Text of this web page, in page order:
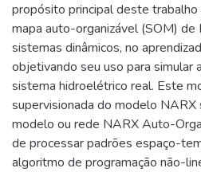
propósito principal deste
mapa auto-organizável (SOM)
sistemas dinâmicos, no
objetivando seu uso para simular
sistema hidroelétrico real. Este
supervisionada do modelo NARX
modelo ou rede NARX Auto-
de processar padrões espaço-
algoritmo de programação não-